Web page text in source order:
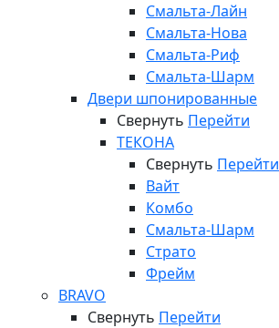
Смальта-Лайн
Смальта-Нова
Смальта-Риф
Смальта-Шарм
Двери шпонированные
Свернуть Перейти
ТЕКОНА
Свернуть Перейти
Вайт
Комбо
Смальта-Шарм
Страто
Фрейм
BRAVO
Свернуть Перейти